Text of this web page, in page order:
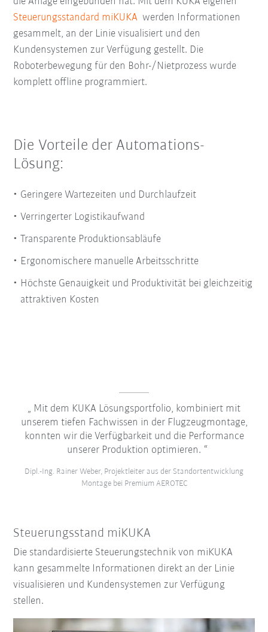
Steuerungsstandard miKUKA werden Informationen
gesammelt, an der Linie visualisiert und den
Kundensystemen zur Verfügung gestellt. Die
Roboterbewegung für den Bohr-/Nietprozess wurde
komplett offline programmiert.
Die Vorteile der Automations-
Lösung:
Geringere Wartezeiten und Durchlaufzeit
Verringerter Logistikaufwand
Transparente Produktionsabläufe
Ergonomischere manuelle Arbeitsschritte
Höchste Genauigkeit und Produktivität bei gleichzeitig
attraktiven Kosten
Mit dem KUKA Lösungsportfolio, kombiniert mit
unserem tiefen Fachwissen in der Flugzeugmontage,
konnten wir die Verfügbarkeit und die Performance
unserer Produktion optimieren.
Dipl.-Ing. Rainer Weber, Projektleiter aus der Standortentwicklung
Montage bei Premium AEROTEC
Steuerungsstand miKUKA
Die standardisierte Steuerungstechnik von miKUKA
kann gesammelte Informationen direkt an der Linie
visualisieren und Kundensystemen zur Verfügung
stellen.